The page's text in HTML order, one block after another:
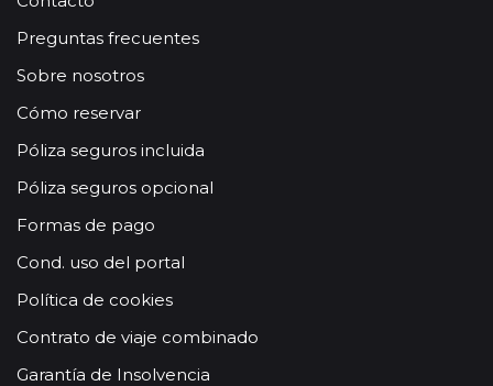
Preguntas frecuentes
Sobre nosotros
Cómo reservar
Póliza seguros incluida
Póliza seguros opcional
Formas de pago
Cond. uso del portal
Política de cookies
Contrato de viaje combinado
Garantía de Insolvencia